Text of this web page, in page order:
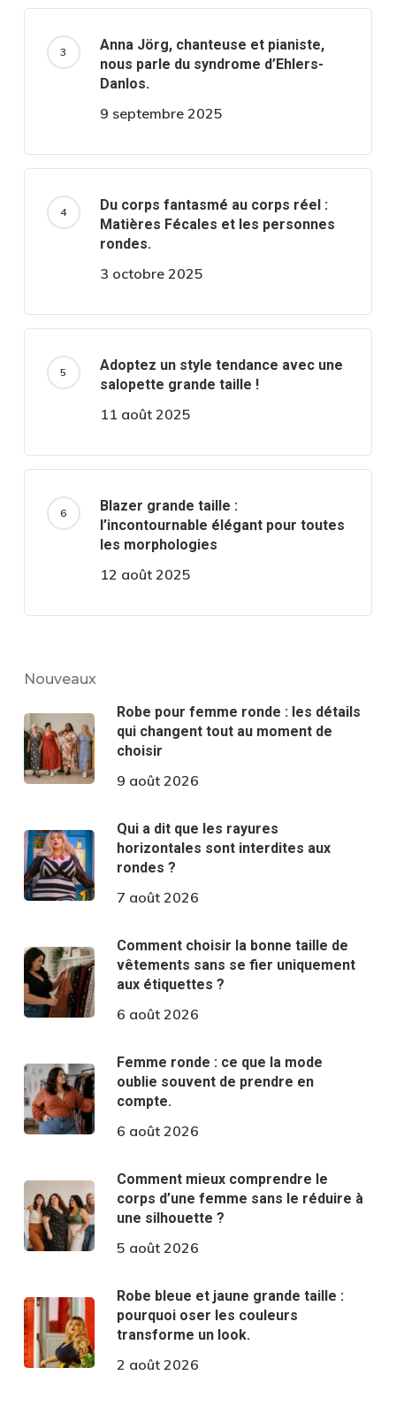
Anna Jörg, chanteuse et pianiste,
nous parle du syndrome d’Ehlers-
Danlos.
9 septembre 2025
Du corps fantasmé au corps réel :
Matières Fécales et les personnes
rondes.
3 octobre 2025
Adoptez un style tendance avec une
salopette grande taille !
11 août 2025
Blazer grande taille :
l’incontournable élégant pour toutes
les morphologies
12 août 2025
Nouveaux
Robe pour femme ronde : les détails
qui changent tout au moment de
choisir
9 août 2026
Qui a dit que les rayures
horizontales sont interdites aux
rondes ?
7 août 2026
Comment choisir la bonne taille de
vêtements sans se fier uniquement
aux étiquettes ?
6 août 2026
Femme ronde : ce que la mode
oublie souvent de prendre en
compte.
6 août 2026
Comment mieux comprendre le
corps d’une femme sans le réduire à
une silhouette ?
5 août 2026
Robe bleue et jaune grande taille :
pourquoi oser les couleurs
transforme un look.
2 août 2026